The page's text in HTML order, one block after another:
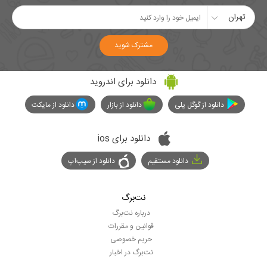
تهران
مشترک شوید
دانلود برای اندروید
دانلود از گوگل پلی دانلود از بازار دانلود از مایکت
دانلود برای ios
دانلود مستقیم دانلود از سیپ‌اپ
نت‌برگ
درباره نت‌برگ
قوانین و مقررات
حریم خصوصی
نت‌برگ در اخبار